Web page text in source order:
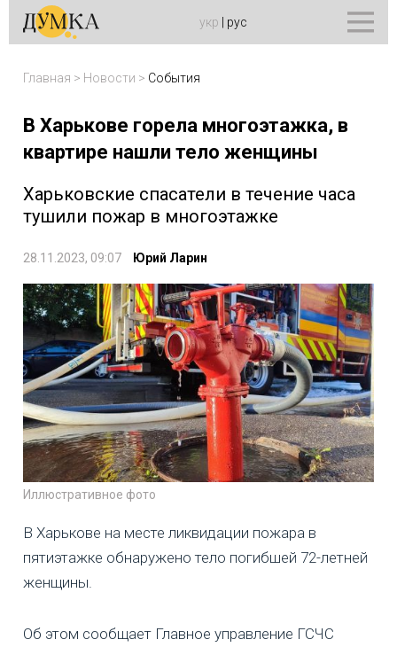
укр рус
Главная > Новости > События
В Харькове горела многоэтажка, в
квартире нашли тело женщины
Харьковские спасатели в течение часа
тушили пожар в многоэтажке
28.11.2023, 09:07 Юрий Ларин
Иллюстративное фото
В Харькове на месте ликвидации пожара в
пятиэтажке обнаружено тело погибшей 72-летней
женщины.
Об этом сообщает Главное управление ГСЧС